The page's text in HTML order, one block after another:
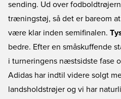
sending. Ud over
træningstøj, så det er bareom
være klar inden semifinalen.
bedre. Efter en småskuffende
i turneringens næstsidste fase
Adidas har indtil videre solgt
landsholdstrøjer og vi har